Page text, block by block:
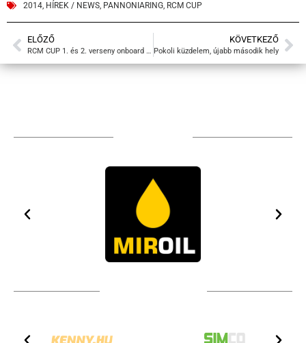
2014, HÍREK / NEWS, PANNONIARING, RCM CUP
ELŐZŐ
RCM CUP 1. és 2. verseny onboard közvetítés Lantos Andrással
KÖVETKEZŐ
Pokoli küzdelem, újabb második hely